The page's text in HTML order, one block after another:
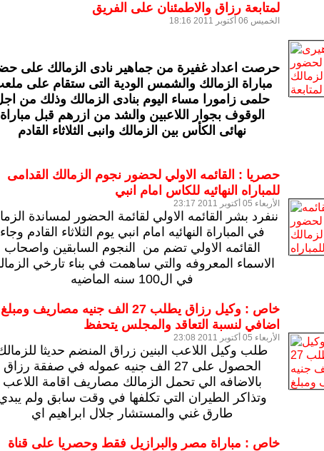
لمتابعة رزاق والاطمئنان على الفريق
الخميس 06 أكتوبر 2011 18:16
حرصت اعداد غفيرة من جماهير نادى الزمالك على
مباراة الزمالك والشمس الودية التى ستقام على
حلمى زامورا مساء اليوم بنادى الزمالك وذلك من
الوقوف بجوار اللاعبين والشد من ازرهم قبل مباراة
نهائى الكأس بين الزمالك وانبى الثلاثاء القادم
حصريا : القائمه الاولي لحضور نجوم الزمالك القدامى
للمباراه النهائيه للكاس امام انبي
الأربعاء 05 أكتوبر 2011 23:17
ننفرد بشر القائمه الاولي لقائمة الحضور لمساندة
في المباراة النهائيه امام انبي يوم الثلاثاء القادم وجاء
القائمه الاولي تضم من النجوم السابقين واصحاب
الاسماء المعروفه والتي ساهمت في بناء تارخي
في ال100 سنه الماضيه
خاص : وكيل رزاق يطلب 27 الف جنيه مصاريف ومبلغ
اضافي لنسبة التعاقد والمجلس يتحفظ
الأربعاء 05 أكتوبر 2011 23:08
طلب وكيل اللاعب البنين زراق المنضم حديثا
الحصول على 27 الف جنيه عموله في صفقة رزاق
بالاضافه الي تحمل الزمالك مصاريف اقامة اللاعب
وتذاكر الطيران التي تكلفها في وقت سابق ولم
طارق غني والمستشار جلال ابراهيم اي
خاص : مباراة مصر والبرازيل فقط وحصريا على قناة